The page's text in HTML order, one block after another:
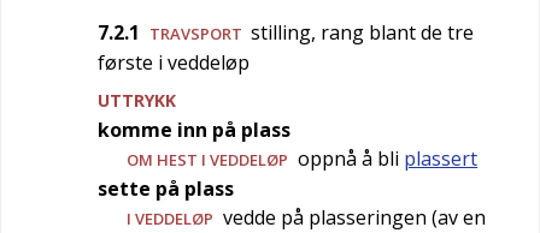
7.2.1
TRAVSPORT stilling, rang blant de tre
første i veddeløp
UTTRYKK
komme inn på plass
OM HEST I VEDDELØP oppnå å bli plassert
sette på plass
I VEDDELØP vedde på plasseringen (av en